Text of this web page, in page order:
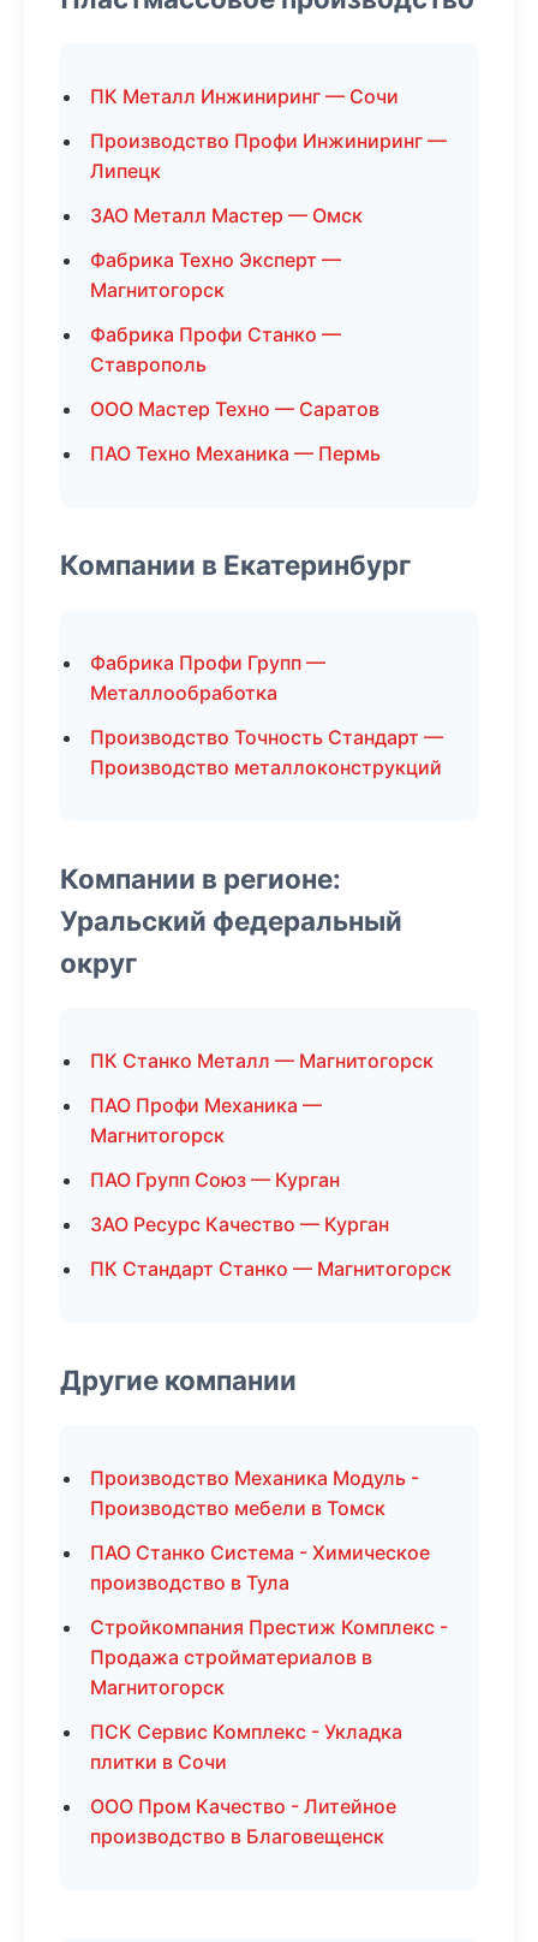
ПК Металл Инжиниринг — Сочи
Производство Профи Инжиниринг —
Липецк
ЗАО Металл Мастер — Омск
Фабрика Техно Эксперт —
Магнитогорск
Фабрика Профи Станко —
Ставрополь
ООО Мастер Техно — Саратов
ПАО Техно Механика — Пермь
Компании в Екатеринбург
Фабрика Профи Групп —
Металлообработка
Производство Точность Стандарт —
Производство металлоконструкций
Компании в регионе:
Уральский федеральный
округ
ПК Станко Металл — Магнитогорск
ПАО Профи Механика —
Магнитогорск
ПАО Групп Союз — Курган
ЗАО Ресурс Качество — Курган
ПК Стандарт Станко — Магнитогорск
Другие компании
Производство Механика Модуль -
Производство мебели в Томск
ПАО Станко Система - Химическое
производство в Тула
Стройкомпания Престиж Комплекс -
Продажа стройматериалов в
Магнитогорск
ПСК Сервис Комплекс - Укладка
плитки в Сочи
ООО Пром Качество - Литейное
производство в Благовещенск